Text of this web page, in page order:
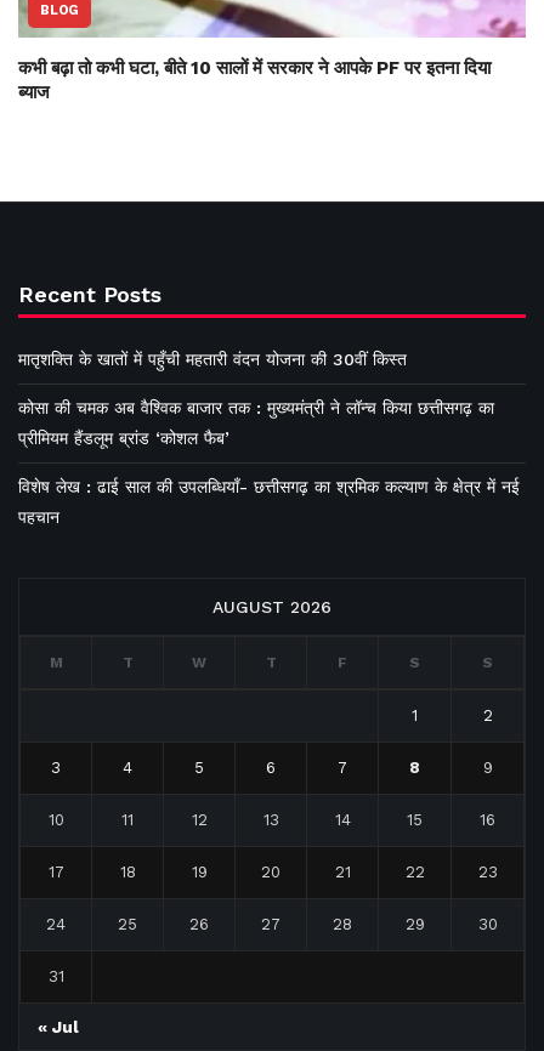
BLOG
कभी बढ़ा तो कभी घटा, बीते 10 सालों में सरकार ने आपके PF पर इतना दिया
ब्याज
Recent Posts
मातृशक्ति के खातों में पहुँची महतारी वंदन योजना की 30वीं किस्त
कोसा की चमक अब वैश्विक बाजार तक : मुख्यमंत्री ने लॉन्च किया छत्तीसगढ़ का
प्रीमियम हैंडलूम ब्रांड ‘कोशल फैब’
विशेष लेख : ढाई साल की उपलब्धियाँ- छत्तीसगढ़ का श्रमिक कल्याण के क्षेत्र में नई
पहचान
AUGUST 2026
M T W T F S S
1 2
3 4 5 6 7 8 9
10 11 12 13 14 15 16
17 18 19 20 21 22 23
24 25 26 27 28 29 30
31
« Jul